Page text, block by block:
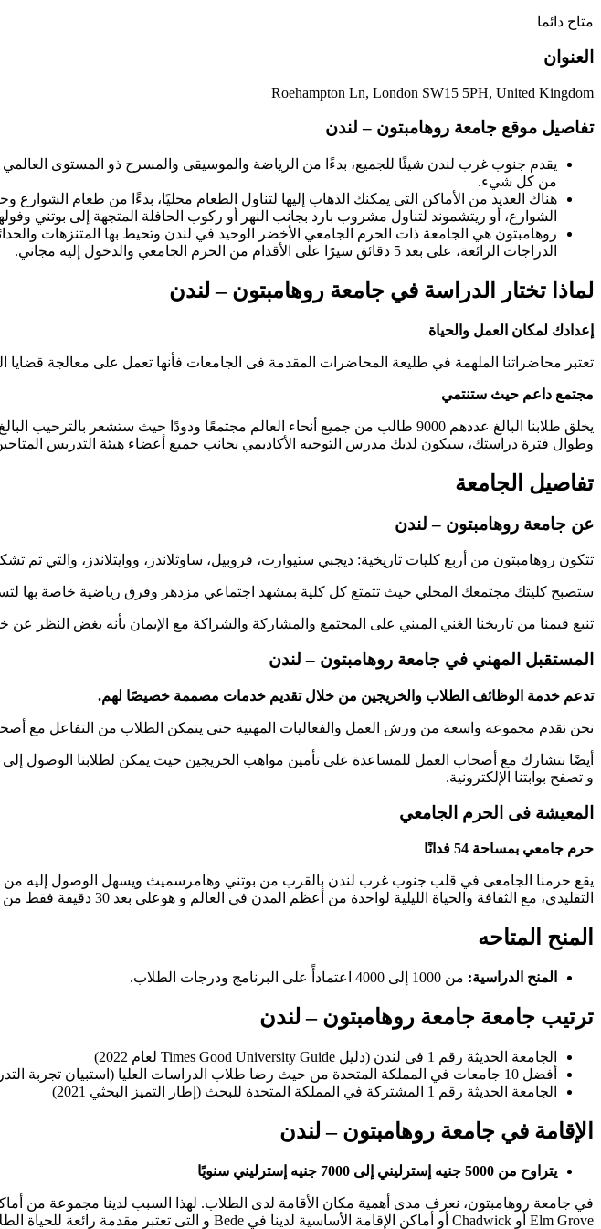
متاح دائما
العنوان
Roehampton Ln, London SW15 5PH, United Kingdom
تفاصيل موقع جامعة روهامبتون – لندن
يقدم جنوب غرب لندن شيئًا للجميع، بدءًا من الرياضة والموسيقى والمسرح ذو المستوى
من كل شيء.
هناك العديد من الأماكن التي يمكنك الذهاب إليها لتناول الطعام محليًا، بدءًا من طعام
الشوارع، أو ريتشموند لتناول مشروب بارد بجانب النهر أو ركوب الحافلة المتجهة إلى بوتني
روهامبتون هي الجامعة ذات الحرم الجامعي الأخضر الوحيد في لندن وتحيط بها المتنزهات
الدراجات الرائعة، على بعد 5 دقائق سيرًا على الأقدام من الحرم الجامعي والدخول إليه مجاني.
لماذا تختار الدراسة في جامعة روهامبتون – لندن
إعدادك لمكان العمل والحياة
تعتبر محاضراتنا الملهمة في طليعة المحاضرات المقدمة فى الجامعات فأنها تعمل على معالجة
مجتمع داعم حيث ستنتمي
يخلق طلابنا البالغ عددهم 9000 طالب من جميع أنحاء العالم مجتمعًا ودودًا
وطوال فترة دراستك، سيكون لديك مدرس التوجيه الأكاديمي بجانب جميع أعضاء هيئة التدريس
تفاصيل الجامعة
عن جامعة روهامبتون – لندن
تتكون روهامبتون من أربع كليات تاريخية: ديجبي ستيوارت، فروبيل، ساوثلاندز، ووايتلاندز، والتي
ستصبح كليتك مجتمعك المحلي حيث تتمتع كل كلية بمشهد اجتماعي مزدهر وفرق رياضية خاصة بها
تنبع قيمنا من تاريخنا الغني المبني على المجتمع والمشاركة والشراكة مع الإيمان بأنه بغض النظر
المستقبل المهني في جامعة روهامبتون – لندن
تدعم خدمة الوظائف الطلاب والخريجين من خلال تقديم خدمات مصممة خصيصًا لهم.
نحن نقدم مجموعة واسعة من ورش العمل والفعاليات المهنية حتى يتمكن الطلاب من التفاعل مع
أيضًا نتشارك مع أصحاب العمل للمساعدة على تأمين مواهب الخريجين حيث يمكن لطلابنا الوصول إلى
و تصفح بوابتنا الإلكترونية.
المعيشة فى الحرم الجامعي
حرم جامعي بمساحة 54 فدانًا
يقع حرمنا الجامعى في قلب جنوب غرب لندن بالقرب من بوتني وهامرسميث ويسهل الوصول إليه
التقليدي، مع الثقافة والحياة الليلية لواحدة من أعظم المدن في العالم و هوعلى بعد 30 دقيقة فقط من وسط لندن.
المنح المتاحه
المنح الدراسية: من 1000 إلى 4000 اعتمادأً على البرنامج ودرجات الطلاب.
ترتيب جامعة جامعة روهامبتون – لندن
الجامعة الحديثة رقم 1 في لندن (دليل Times Good University Guide لعام 2022)
أفضل 10 جامعات في المملكة المتحدة من حيث رضا طلاب الدراسات العليا (استبيان تجربة التدريس للدراسات العليا لعامي 2022 و2023)
الجامعة الحديثة رقم 1 المشتركة في المملكة المتحدة للبحث (إطار التميز البحثي 2021)
الإقامة في جامعة روهامبتون – لندن
يتراوح من 5000 جنيه إسترليني إلى 7000 جنيه إسترليني سنويًا
في جامعة روهامبتون، نعرف مدى أهمية مكان الأقامة لدى الطلاب. لهذا السبب لدينا مجموعة من
Elm Grove أو Chadwick أو أماكن الإقامة الأساسية لدينا في Bede و التى تعتبر مقدمة رائعة للحياة الطلابية بسعر مناسب. ستجد أن جميع أماكن الإقامة لدينا توفر منزلًا ميسور التكلفة للعيش في مدينة لندن.